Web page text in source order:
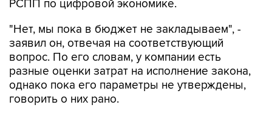
РСПП по цифровой экономике.
"Нет, мы пока в бюджет не закладываем", -
заявил он, отвечая на соответствующий
вопрос. По его словам, у компании есть
разные оценки затрат на исполнение закона,
однако пока его параметры не утверждены,
говорить о них рано.